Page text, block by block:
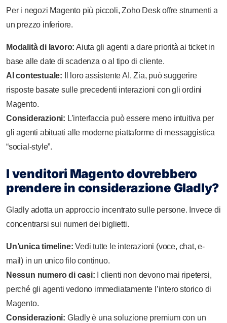
Per i negozi Magento più piccoli, Zoho Desk offre strumenti a
un prezzo inferiore.
Modalità di lavoro: Aiuta gli agenti a dare priorità ai ticket in
base alle date di scadenza o al tipo di cliente.
AI contestuale: Il loro assistente AI, Zia, può suggerire
risposte basate sulle precedenti interazioni con gli ordini
Magento.
Considerazioni: L’interfaccia può essere meno intuitiva per
gli agenti abituati alle moderne piattaforme di messaggistica
“social-style”.
I venditori Magento dovrebbero
prendere in considerazione Gladly?
Gladly adotta un approccio incentrato sulle persone. Invece di
concentrarsi sui numeri dei biglietti.
Un’unica timeline: Vedi tutte le interazioni (voce, chat, e-
mail) in un unico filo continuo.
Nessun numero di casi: I clienti non devono mai ripetersi,
perché gli agenti vedono immediatamente l’intero storico di
Magento.
Considerazioni: Gladly è una soluzione premium con un